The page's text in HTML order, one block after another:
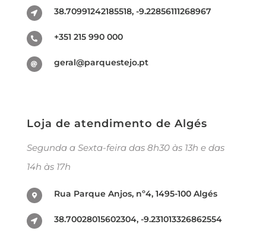
38.70991242185518, -9.22856111268967
+351 215 990 000
geral@parquestejo.pt
Loja de atendimento de Algés
Segunda a Sexta-feira das 8h30 às 13h e das
14h às 17h
Rua Parque Anjos, nº4, 1495-100 Algés
38.70028015602304, -9.231013326862554